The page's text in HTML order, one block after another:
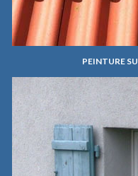
PEINTURE